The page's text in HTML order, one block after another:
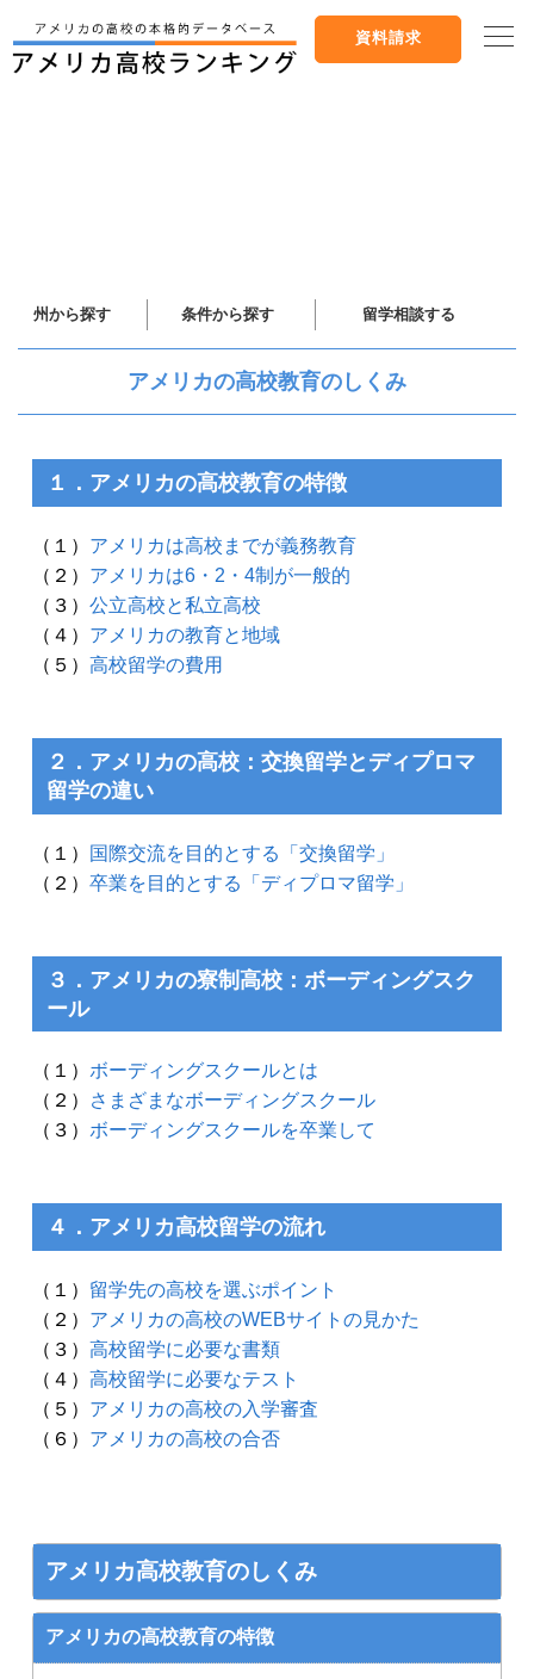
資料請求
州から探す 条件から探す 留学相談する
アメリカの高校教育のしくみ
１．アメリカの高校教育の特徴
（１） アメリカは高校までが義務教育
（２） アメリカは6・2・4制が一般的
（３）公立高校と私立高校
（４） アメリカの教育と地域
（５）高校留学の費用
２．アメリカの高校：交換留学とディプロマ
留学の違い
（１）
国際交流を目的とする「交換留学」
（２）卒業を目的とする「ディプロマ留学」
３．アメリカの寮制高校：ボーディングスク
ール
（１） ボーディングスクールとは
（２）
さまざまなボーディングスクール
（３） ボーディングスクールを卒業して
４．アメリカ高校留学の流れ
（１） 留学先の高校を選ぶポイント
（２） アメリカの高校のWEBサイトの見かた
（３）高校留学に必要な書類
（４）高校留学に必要なテスト
（５） アメリカの高校の入学審査
（６） アメリカの高校の合否
アメリカ高校教育のしくみ
アメリカの高校教育の特徴